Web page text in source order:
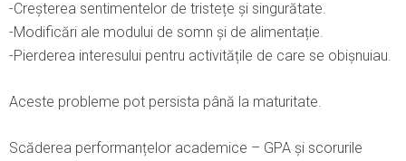
-Creșterea sentimentelor de tristețe și singurătate.
-Modificări ale modului de somn și de alimentație.
-Pierderea interesului pentru activitățile de care se obișnuiau.
Aceste probleme pot persista până la maturitate.
Scăderea performanțelor academice – GPA și scorurile